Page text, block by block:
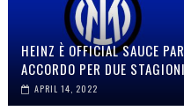
HEINZ È OFFICIAL SAUCE
ACCORDO PER DUE STAGIONI
APRIL 14, 2022